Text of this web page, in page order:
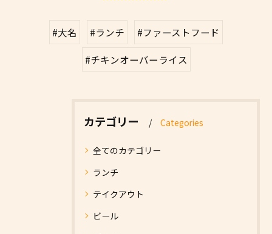
#大名 #ランチ #ファーストフード
#チキンオーバーライス
カテゴリー Categories
全てのカテゴリー
ランチ
テイクアウト
ビール